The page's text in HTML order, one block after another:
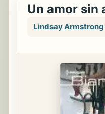
Un amor sin
Lindsay Armstrong